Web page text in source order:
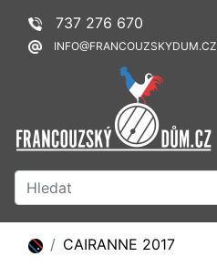
737 276 670
INFO@FRANCOUZSKYDUM.CZ
CAIRANNE 2017